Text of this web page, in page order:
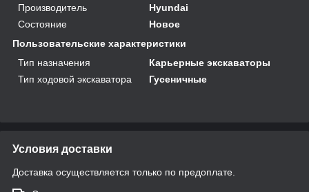
Производитель
Hyundai
Состояние
Новое
Пользовательские характеристики
Тип назначения
Карьерные экскаваторы
Тип ходовой экскаватора
Гусеничные
Условия доставки
Доставка осуществляется только по предоплате.